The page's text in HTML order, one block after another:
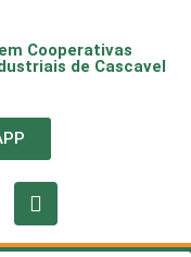
Cooperativas
de Cascavel